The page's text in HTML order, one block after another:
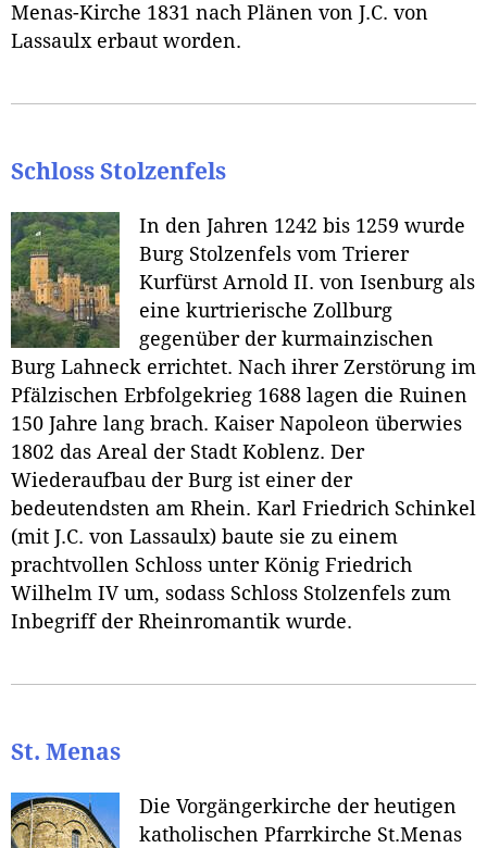
Menas-Kirche 1831 nach Plänen von J.C. von
Lassaulx erbaut worden.
Schloss Stolzenfels
In den Jahren 1242 bis 1259 wurde
Burg Stolzenfels vom Trierer
Kurfürst Arnold II. von Isenburg als
eine kurtrierische Zollburg
gegenüber der kurmainzischen
Burg Lahneck errichtet. Nach ihrer Zerstörung im
Pfälzischen Erbfolgekrieg 1688 lagen die Ruinen
150 Jahre lang brach. Kaiser Napoleon überwies
1802 das Areal der Stadt Koblenz. Der
Wiederaufbau der Burg ist einer der
bedeutendsten am Rhein. Karl Friedrich Schinkel
(mit J.C. von Lassaulx) baute sie zu einem
prachtvollen Schloss unter König Friedrich
Wilhelm IV um, sodass Schloss Stolzenfels zum
Inbegriff der Rheinromantik wurde.
St. Menas
Die Vorgängerkirche der heutigen
katholischen Pfarrkirche St.Menas